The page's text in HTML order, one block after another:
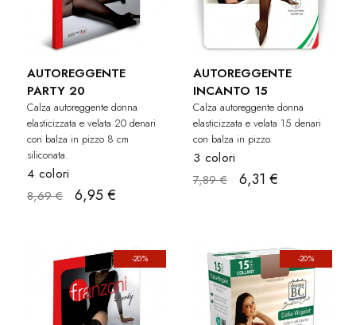
AUTOREGGENTE
PARTY 20
Calza autoreggente donna
elasticizzata e velata 20 denari
con balza in pizzo 8 cm
siliconata.
4 colori
8,69 €
6,95 €
AUTOREGGENTE
INCANTO 15
Calza autoreggente donna
elasticizzata e velata 15 denari
con balza in pizzo.
3 colori
7,89 €
6,31 €
-20% -20%